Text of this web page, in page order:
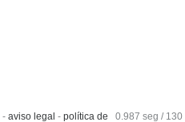
- aviso legal - política de 0.987 seg / 130